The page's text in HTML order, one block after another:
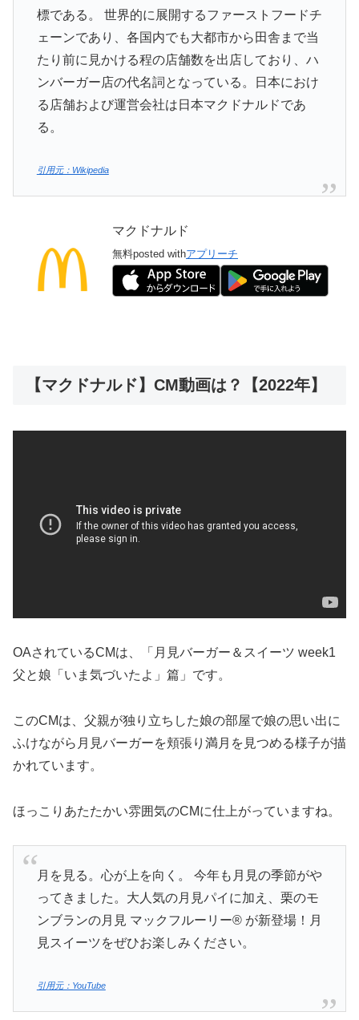
標である。 世界的に展開するファーストフードチ
ェーンであり、各国内でも大都市から田舎まで当
たり前に見かける程の店舗数を出店しており、ハ
ンバーガー店の代名詞となっている。日本におけ
る店舗および運営会社は日本マクドナルドであ
る。
引用元：Wikipedia
マクドナルド
無料posted withアプリーチ
【マクドナルド】CM動画は？【2022年】
OAされているCMは、「月見バーガー＆スイーツ week1
父と娘「いま気づいたよ」篇」です。
このCMは、父親が独り立ちした娘の部屋で娘の思い出に
ふけながら月見バーガーを頬張り満月を見つめる様子が描
かれています。
ほっこりあたたかい雰囲気のCMに仕上がっていますね。
月を見る。心が上を向く。 今年も月見の季節がや
ってきました。大人気の月見パイに加え、栗のモ
ンブランの月見 マックフルーリー® が新登場！月
見スイーツをぜひお楽しみください。
引用元：YouTube